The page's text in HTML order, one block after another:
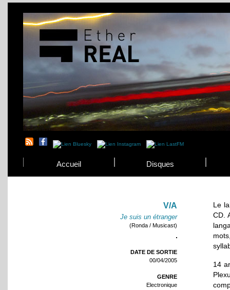
Accueil Disques
V/A
Je suis un étranger
(Ronda / Musicast)
DATE DE SORTIE
00/04/2005
GENRE
Electronique
Le
CD.
14